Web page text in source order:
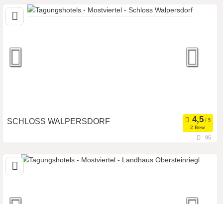
Art der Location: Meetingroom
Tagungsstätte
Seminarteilnehmer
SCHLOSS WALPERSDORF
2 Bew.
Art der Location: Meetingroom
Tagungsstätte
Seminarteilnehmer:
95